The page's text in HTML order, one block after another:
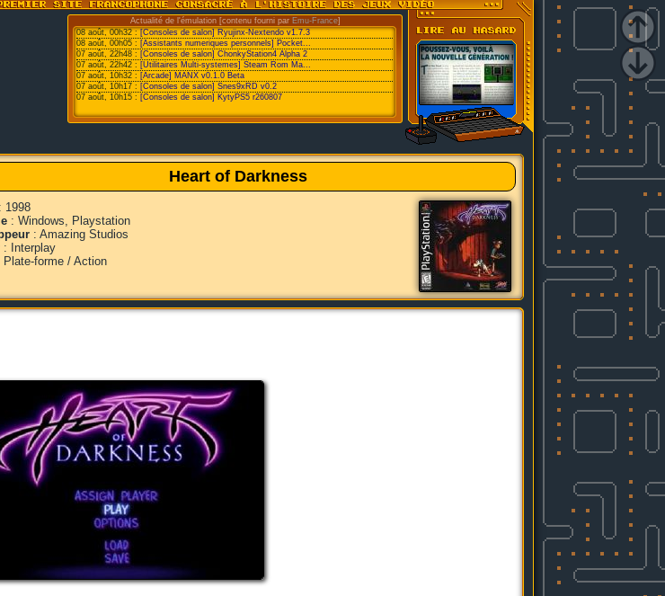
Actualité de l'émulation [contenu fourni par Emu-France]
08 août, 00h32 :[Consoles de salon] Ryujinx-Nextendo v1.7.3
08 août, 00h05 : [Assistants numeriques personnels] Pocket...
07 août, 22h48 : [Consoles de salon] ChonkyStation4 Alpha 2
07 août, 22h42 : [Utilitaires Multi-systemes] Steam Rom Ma...
07 août, 10h32 : [Arcade] MANX v0.1.0 Beta
07 août, 10h17 : [Consoles de salon] Snes9xRD v0.2
07 août, 10h15 : [Consoles de salon] KytyPS5 r260807
Heart of Darkness
: 1998
: Windows, Playstation
: Amazing Studios
: Interplay
Plate-forme / Action